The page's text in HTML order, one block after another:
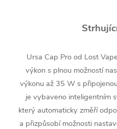
Ursa Cap Pro od Lost
výkon s plnou možností
výkonu až 35 W s
je vybaveno inteligentním
který automaticky změří
a přizpůsobí možnosti